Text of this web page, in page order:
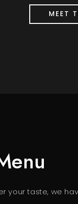
MEET
your taste, we